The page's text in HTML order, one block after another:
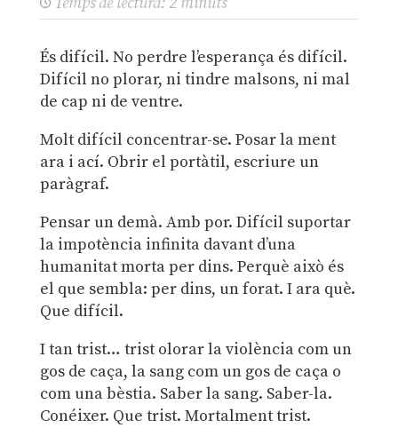
És difícil. No perdre l’esperança és difícil.
Difícil no plorar, ni tindre malsons, ni mal
de cap ni de ventre.
Molt difícil concentrar-se. Posar la ment
ara i ací. Obrir el portàtil, escriure un
paràgraf.
Pensar un demà. Amb por. Difícil suportar
la impotència infinita davant d’una
humanitat morta per dins. Perquè això és
el que sembla: per dins, un forat. I ara què.
Que difícil.
I tan trist… trist olorar la violència com un
gos de caça, la sang com un gos de caça o
com una bèstia. Saber la sang. Saber-la.
Conéixer. Que trist. Mortalment trist.